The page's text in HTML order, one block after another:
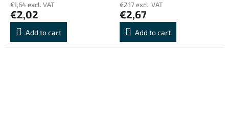
€1,64 excl. VAT
€2,02
Add to cart
€2,17 excl. VAT
€2,67
Add to cart